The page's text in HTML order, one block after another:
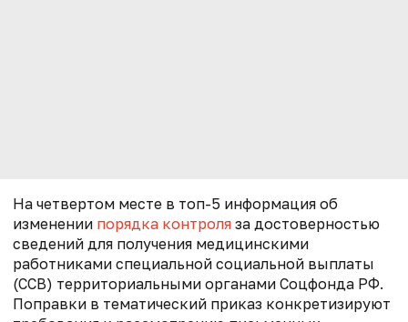
На четвертом месте в топ-5 информация об
изменении порядка контроля за достоверностью
сведений для получения медицинскими
работниками специальной социальной выплаты
(ССВ) территориальными органами Соцфонда РФ.
Поправки в тематический приказ конкретизируют